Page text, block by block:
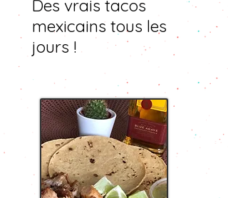
Des vrais tacos
mexicains tous les
jours !